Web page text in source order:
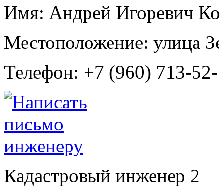
Имя: Андрей Игоревич
Местоположение: улица
Телефон: +7 (960) 713-
Кадастровый инженер 2